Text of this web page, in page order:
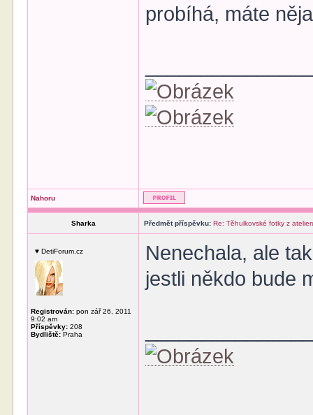
probíhá, máte
Nahoru
Sharka Předmět příspěvku: Re: Těhulkovské fotky z
♥ DetiForum.cz
Registrován: pon zář 26, 2011
9:02 am
Příspěvky: 208
Bydliště: Praha
Nenechala, ale
jestli někdo bude